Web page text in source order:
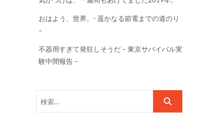
おはよう、世界。- 遥かなる節電までの道のり
–
不器用すぎて発狂しそうだ – 東京サバイバル実
験中間報告 –